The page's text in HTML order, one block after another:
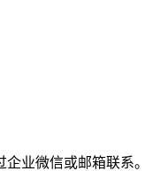
业微信或邮箱联系。